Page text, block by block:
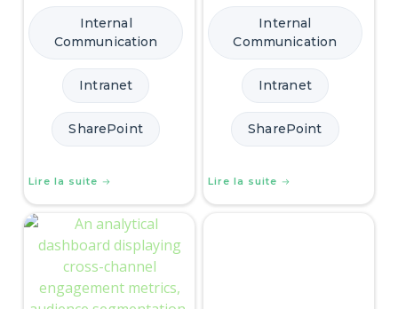
Internal
Communication
Intranet
SharePoint
Lire la suite
Internal
Communication
Intranet
SharePoint
Lire la suite